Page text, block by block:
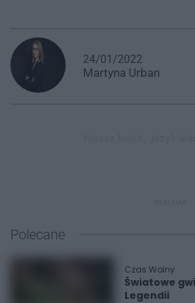
24/01/2022
Martyna Urban
Polecane
Czas Wolny
Światowe
Legendii